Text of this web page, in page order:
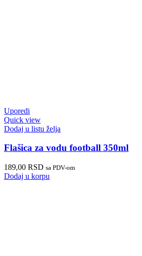
Uporedi
Quick view
Dodaj u listu želja
Flašica za vodu football 350ml
189,00 RSD sa PDV-om
Dodaj u korpu